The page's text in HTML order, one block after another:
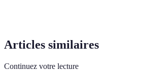
Articles similaires
Continuez votre lecture